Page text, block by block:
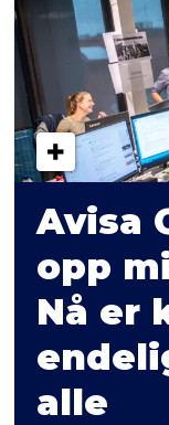
Avisa
opp
Nå er
alle